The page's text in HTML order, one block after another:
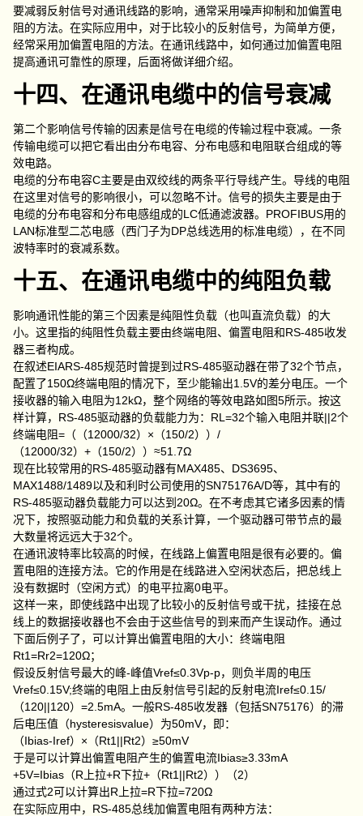
要减弱反射信号对通讯线路的影响，通常采用噪声抑制和加偏置电
阻的方法。在实际应用中，对于比较小的反射信号，为简单方便，
经常采用加偏置电阻的方法。在通讯线路中，如何通过加偏置电阻
提高通讯可靠性的原理，后面将做详细介绍。
十四、在通讯电缆中的信号衰减
第二个影响信号传输的因素是信号在电缆的传输过程中衰减。一条
传输电缆可以把它看出由分布电容、分布电感和电阻联合组成的等
效电路。
电缆的分布电容C主要是由双绞线的两条平行导线产生。导线的电阻
在这里对信号的影响很小，可以忽略不计。信号的损失主要是由于
电缆的分布电容和分布电感组成的LC低通滤波器。PROFIBUS用的
LAN标准型二芯电感（西门子为DP总线选用的标准电缆），在不同
波特率时的衰减系数。
十五、在通讯电缆中的纯阻负载
影响通讯性能的第三个因素是纯阻性负载（也叫直流负载）的大
小。这里指的纯阻性负载主要由终端电阻、偏置电阻和RS-485收发
器三者构成。
在叙述EIARS-485规范时曾提到过RS-485驱动器在带了32个节点，
配置了150Ω终端电阻的情况下，至少能输出1.5V的差分电压。一个
接收器的输入电阻为12kΩ，整个网络的等效电路如图5所示。按这
样计算，RS-485驱动器的负载能力为：RL=32个输入电阻并联||2个
终端电阻=（（12000/32）×（150/2））/
（12000/32）+（150/2））≈51.7Ω
现在比较常用的RS-485驱动器有MAX485、DS3695、
MAX1488/1489以及和利时公司使用的SN75176A/D等，其中有的
RS-485驱动器负载能力可以达到20Ω。在不考虑其它诸多因素的情
况下，按照驱动能力和负载的关系计算，一个驱动器可带节点的最
大数量将远远大于32个。
在通讯波特率比较高的时候，在线路上偏置电阻是很有必要的。偏
置电阻的连接方法。它的作用是在线路进入空闲状态后，把总线上
没有数据时（空闲方式）的电平拉离0电平。
这样一来，即使线路中出现了比较小的反射信号或干扰，挂接在总
线上的数据接收器也不会由于这些信号的到来而产生误动作。通过
下面后例子了，可以计算出偏置电阻的大小：终端电阻
Rt1=Rr2=120Ω；
假设反射信号最大的峰-峰值Vref≤0.3Vp-p，则负半周的电压
Vref≤0.15V;终端的电阻上由反射信号引起的反射电流Iref≤0.15/
（120||120）=2.5mA。一般RS-485收发器（包括SN75176）的滞
后电压值（hysteresisvalue）为50mV，即：
（Ibias-Iref）×（Rt1||Rt2）≥50mV
于是可以计算出偏置电阻产生的偏置电流Ibias≥3.33mA
+5V=Ibias（R上拉+R下拉+（Rt1||Rt2））（2）
通过式2可以计算出R上拉=R下拉=720Ω
在实际应用中，RS-485总线加偏置电阻有两种方法：